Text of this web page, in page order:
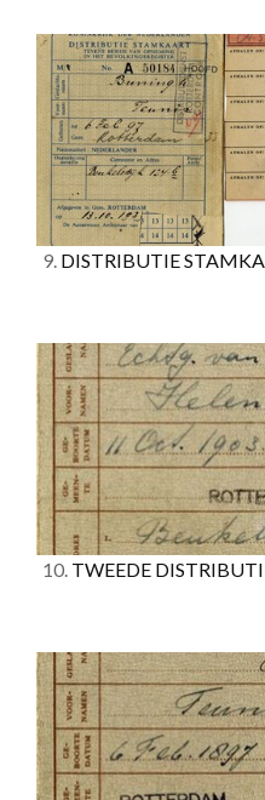
9. DISTRIBUTIE
10. TWEEDE